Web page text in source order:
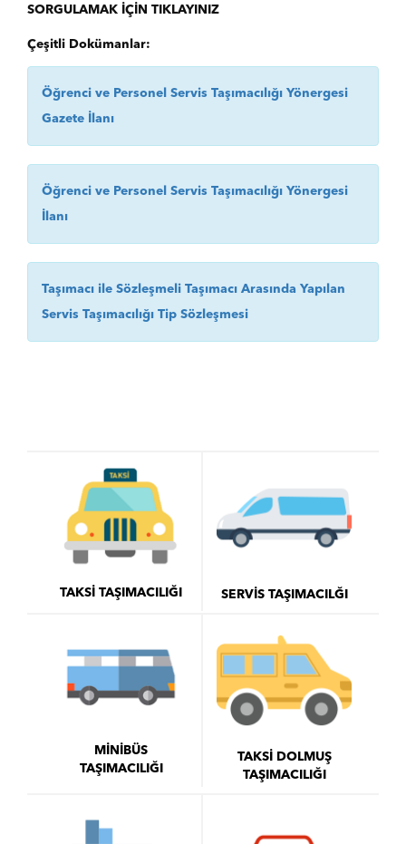
SORGULAMAK İÇİN TIKLAYINIZ
Çeşitli Dokümanlar:
Öğrenci ve Personel Servis Taşımacılığı Yönergesi
Gazete İlanı
Öğrenci ve Personel Servis Taşımacılığı Yönergesi
İlanı
Taşımacı ile Sözleşmeli Taşımacı Arasında Yapılan
Servis Taşımacılığı Tip Sözleşmesi
TAKSİ TAŞIMACILIĞI SERVİS TAŞIMACILĞI
MİNİBÜS
TAŞIMACILIĞI
TAKSİ DOLMUŞ
TAŞIMACILIĞI